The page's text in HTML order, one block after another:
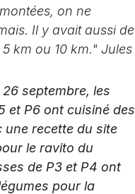
on ne
Il y avait aussi de
km ou 10 km." Jules
septembre, les
et P6 ont cuisiné des
une recette du site
le ravito du
de P3 et P4 ont
pour la